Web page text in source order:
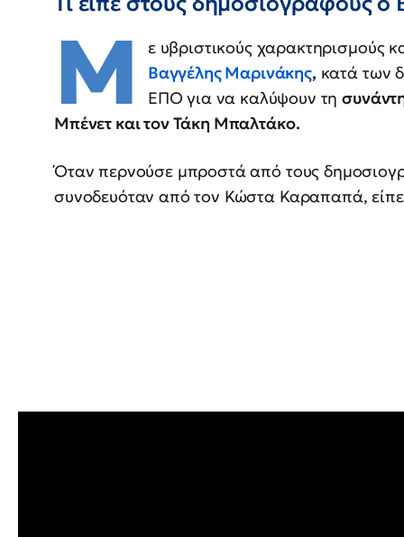
Μ
ε υβριστικούς χαρακτηρισμούς
Βαγγέλης Μαρινάκης, κατά των
ΕΠΟ για να καλύψουν τη
Μπένετ και τον Τάκη Μπαλτάκο.
Όταν περνούσε μπροστά από τους
συνοδευόταν από τον Κώστα Καραπαπά,